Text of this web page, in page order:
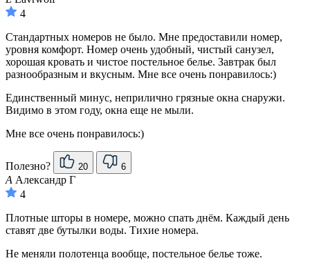
4
Стандартных номеров не было. Мне предоставили номер,
уровня комфорт. Номер очень удобный, чистый санузел,
хорошая кровать и чистое постельное белье. Завтрак был
разнообразным и вкусным. Мне все очень понравилось:)
Единственный минус, неприлично грязные окна снаружи.
Видимо в этом году, окна еще не мыли.
Мне все очень понравилось:)
Полезно? 20 6
А Александр Г
4
Плотные шторы в номере, можно спать днём. Каждый день
ставят две бутылки воды. Тихие номера.
Не меняли полотенца вообще, постельное белье тоже.